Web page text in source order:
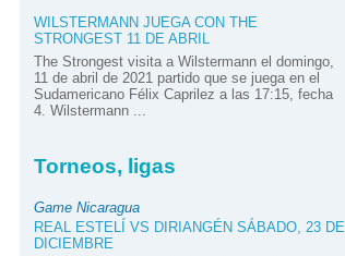
WILSTERMANN JUEGA CON THE
STRONGEST 11 DE ABRIL
The Strongest visita a Wilstermann el domingo,
11 de abril de 2021 partido que se juega en el
Sudamericano Félix Caprilez a las 17:15, fecha
4. Wilstermann ...
Torneos, ligas
Game Nicaragua
REAL ESTELÍ VS DIRIANGÉN SÁBADO, 23 DE
DICIEMBRE